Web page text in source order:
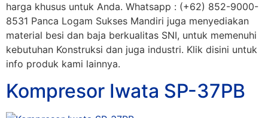
harga khusus untuk Anda. Whatsapp : (+62) 852-9000-
8531 Panca Logam Sukses Mandiri juga menyediakan
material besi dan baja berkualitas SNI, untuk memenuhi
kebutuhan Konstruksi dan juga industri. Klik disini untuk
info produk kami lainnya.
Kompresor Iwata SP-37PB